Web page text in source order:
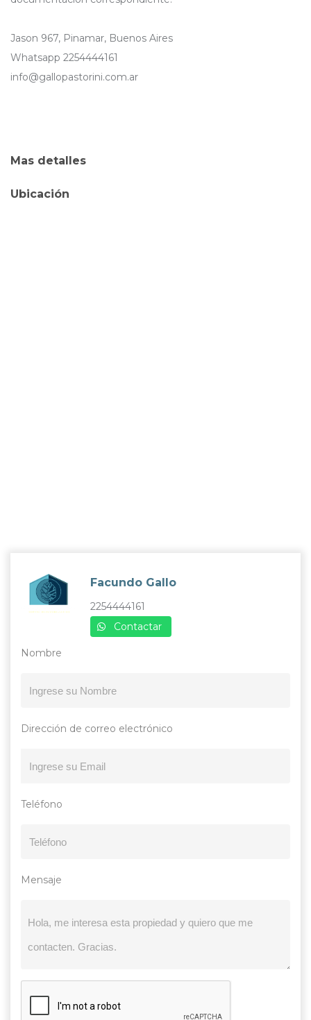
Jason 967, Pinamar, Buenos Aires
Whatsapp 2254444161
info@gallopastorini.com.ar
Mas detalles
Ubicación
Facundo Gallo
2254444161
Contactar
Nombre
Dirección de correo electrónico
Teléfono
Mensaje